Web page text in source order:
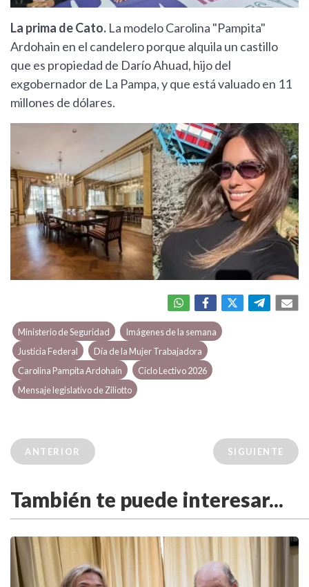
La prima de Cato. La modelo Carolina "Pampita"
Ardohain en el candelero porque alquila un castillo
que es propiedad de Darío Ahuad, hijo del
exgobernador de La Pampa, y que está valuado en 11
millones de dólares.
Ministerio de Seguridad
Imágenes de la semana
Justicia Federal
Día de la Mujer Trabajadora
Carolina Pampita Ardohain
Ciclo Lectivo 2026
Mensaje legislativo de Ziliotto
ANTERIOR SIGUIENTE
También te puede interesar...